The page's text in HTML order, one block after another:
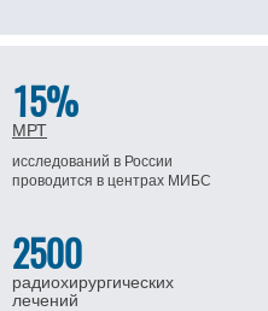
15%
МРТ
исследований в России
проводится в центрах МИБС
2500
радиохирургических
лечений